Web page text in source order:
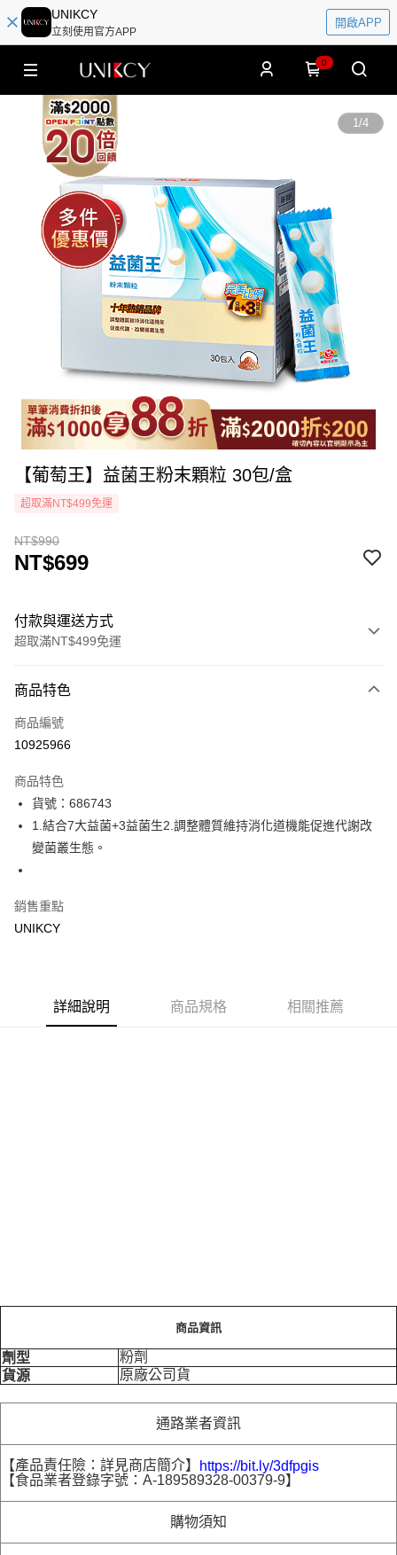
UNIKCY
立刻使用官方APP
開啟APP
0
1/4
【葡萄王】益菌王粉末顆粒 30包/盒
超取滿NT$499免運
NT$990
NT$699
付款與運送方式
超取滿NT$499免運
icash Pay
信用卡一次付款
LINE Pay
Apple Pay
悠遊付
Google Pay
7-11取貨付款［需3-5個工作天不含預購商品］
每筆NT$70，滿NT$499(含以上)免運費
商品特色
商品編號
10925966
商品特色
貨號：686743
1.結合7大益菌+3益菌生2.調整體質維持消化道機能促進代謝改
變菌叢生態。
銷售重點
UNIKCY
詳細說明 商品規格 相關推薦
商品資訊
劑型
粉劑
貨源
原廠公司貨
通路業者資訊
【產品責任險：詳見商店簡介】
https://bit.ly/3dfpgis
【食品業者登錄字號：A-189589328-00379-9】
購物須知